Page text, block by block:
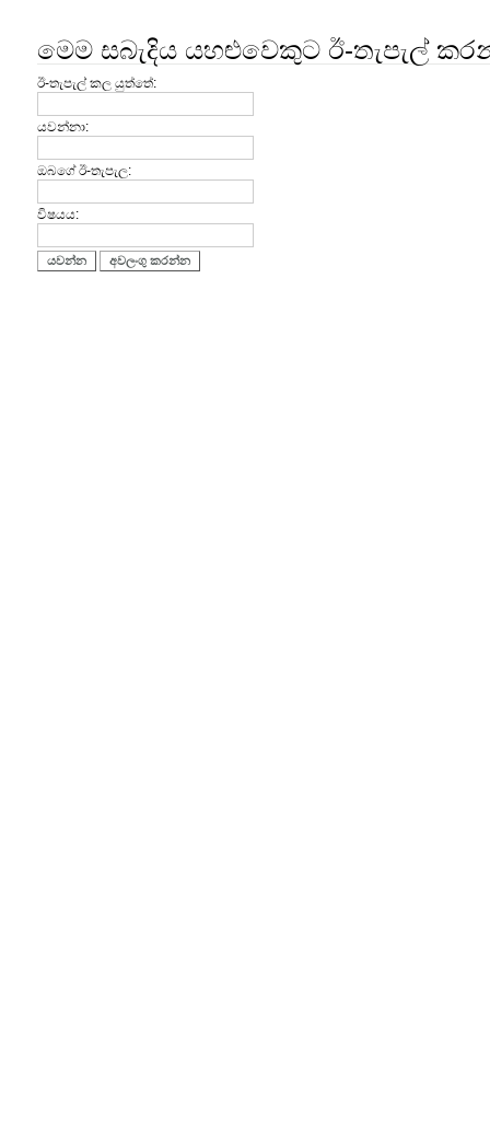
මෙම සබැදිය යහළුවෙකුට ඊ-තැපැල්
ඊ-තැපැල් කල යුත්තේ:
යවන්නා:
ඔබගේ ඊ-තැපැල:
විෂයය:
යවන්න අවලංගු කරන්න